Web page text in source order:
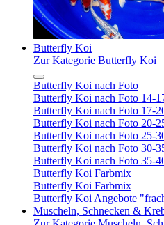
Butterfly Koi
Zur Kategorie Butterfly Koi
Butterfly Koi nach Foto
Butterfly Koi nach Foto 14-
Butterfly Koi nach Foto 17-
Butterfly Koi nach Foto 20-
Butterfly Koi nach Foto 25-
Butterfly Koi nach Foto 30-
Butterfly Koi nach Foto 35-
Butterfly Koi Farbmix
Butterfly Koi Farbmix
Butterfly Koi Angebote
Muscheln, Schnecken &